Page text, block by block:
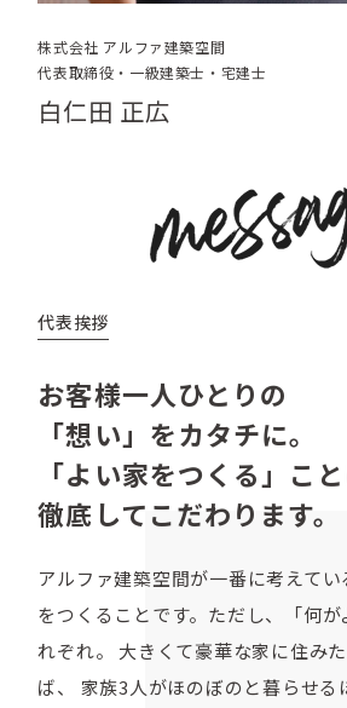
株式会社 アルファ建築空間
代表取締役・一級建築士・宅建士
白仁田 正広
代表挨拶
お客様一人ひとりの
「想い」をカタチに。
「よい家をつくる」こ
徹底してこだわります。
アルファ建築空間が一番に考えて
をつくることです。ただし、「何が
れぞれ。 大きくて豪華な家に住み
ば、 家族3人がほのぼのと暮らせる